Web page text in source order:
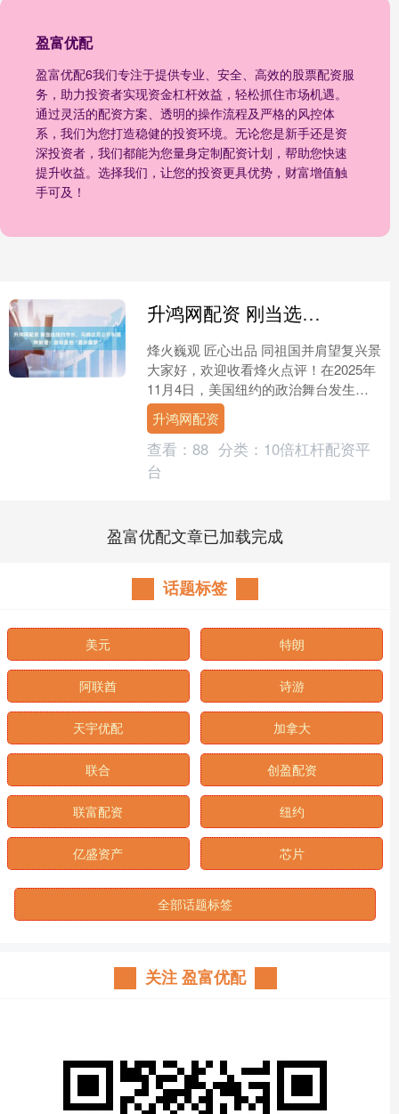
盈富优配
盈富优配6我们专注于提供专业、安全、高效的股票配资服
务，助力投资者实现资金杠杆效益，轻松抓住市场机遇。
通过灵活的配资方案、透明的操作流程及严格的风控体
系，我们为您打造稳健的投资环境。无论您是新手还是资
深投资者，我们都能为您量身定制配资计划，帮助您快速
提升收益。选择我们，让您的投资更具优势，财富增值触
手可及！
升鸿网配资 刚当选纽约市长，马姆达尼公开叫嚣特朗普！自称是他“最坏噩梦”
烽火巍观 匠心出品 同祖国并肩望复兴景
大家好，欢迎收看烽火点评！在2025年
11月4日，美国纽约的政治舞台发生了
剧变。一位34岁的印度裔乌干达人一举
登上了全美....
升鸿网配资
查看： 88 分类： 10倍杠杆配资平
台
盈富优配文章已加载完成
话题标签
美元 特朗
阿联酋 诗游
天宇优配 加拿大
联合 创盈配资
联富配资 纽约
亿盛资产 芯片
全部话题标签
关注 盈富优配